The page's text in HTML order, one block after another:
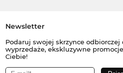
Newsletter
Podaruj swojej skrzynce
wyprzedaże, ekskluzywne
Ciebie!